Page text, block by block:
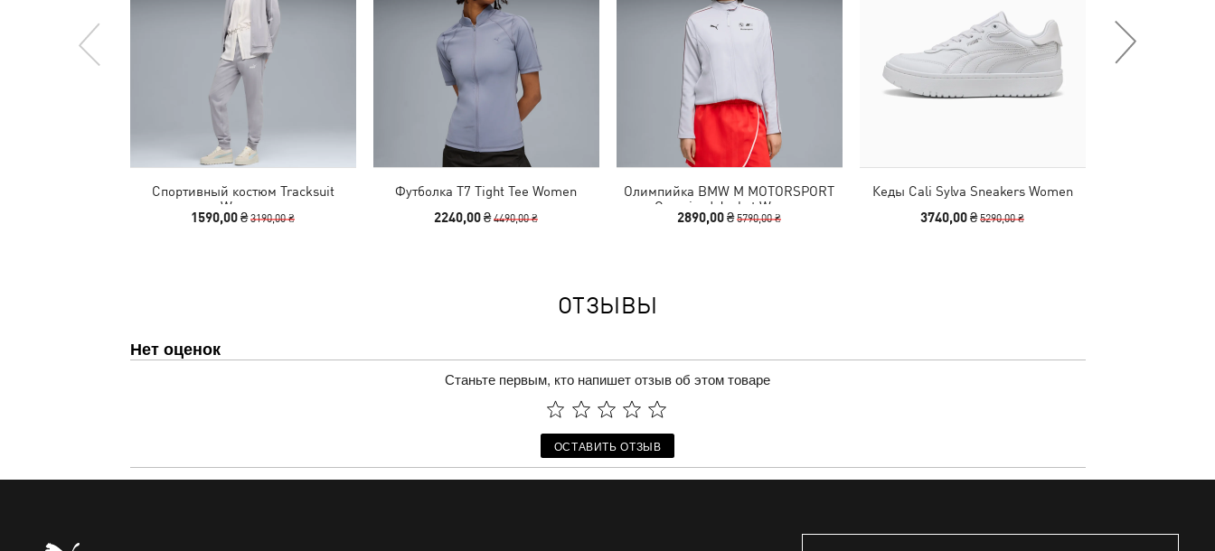
Спортивный костюм Tracksuit
Women
1590,00 ₴3190,00 ₴
Футболка T7 Tight Tee Women
2240,00 ₴4490,00 ₴
Олимпийка BMW M MOTORSPORT
Oversized Jacket Women
2890,00 ₴5790,00 ₴
Кеды Cali Sylva Sneakers Women
3740,00 ₴5290,00 ₴
ОТЗЫВЫ
Нет оценок
Станьте первым, кто напишет отзыв об этом товаре
ОСТАВИТЬ ОТЗЫВ